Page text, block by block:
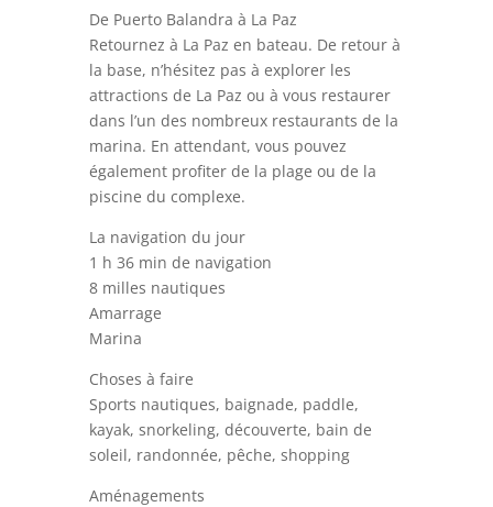
De Puerto Balandra à La Paz
Retournez à La Paz en bateau. De retour à
la base, n’hésitez pas à explorer les
attractions de La Paz ou à vous restaurer
dans l’un des nombreux restaurants de la
marina. En attendant, vous pouvez
également profiter de la plage ou de la
piscine du complexe.
La navigation du jour
1 h 36 min de navigation
8 milles nautiques
Amarrage
Marina
Choses à faire
Sports nautiques, baignade, paddle,
kayak, snorkeling, découverte, bain de
soleil, randonnée, pêche, shopping
Aménagements